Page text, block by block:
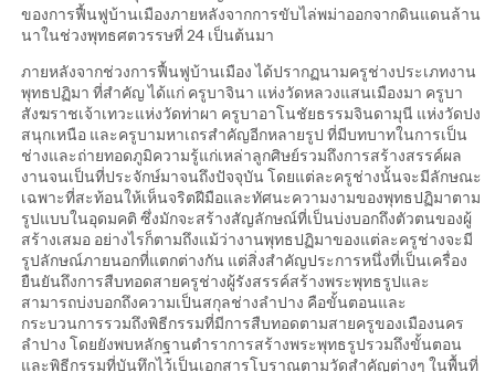
ของการฟื้นฟูบ้านเมืองภายหลังจากการขับไล่พม่าออกจากดินแดนล้าน
นาในช่วงพุทธศตวรรษที่ 24 เป็นต้นมา
ภายหลังจากช่วงการฟื้นฟูบ้านเมือง ได้ปรากฏนามครูช่างประเภทงาน
พุทธปฏิมา ที่สำคัญ ได้แก่ ครูบาจินา แห่งวัดหลวงแสนเมืองมา ครูบา
สังฆราชเจ้าเทวะแห่งวัดท่าผา ครูบาอาโนชัยธรรมจินดามุนี แห่งวัดปง
สนุกเหนือ และครูบามหาเถรสำคัญอีกหลายรูป ที่มีบทบาทในการเป็น
ช่างและถ่ายทอดภูมิความรู้แก่เหล่าลูกศิษย์รวมถึงการสร้างสรรค์ผล
งานจนเป็นที่ประจักษ์มาจนถึงปัจจุบัน โดยแต่ละครูช่างนั้นจะมีลักษณะ
เฉพาะที่สะท้อนให้เห็นจริตฝีมือและทัศนะความงามของพุทธปฏิมาตาม
รูปแบบในอุดมคติ ซึ่งมักจะสร้างสัญลักษณ์ที่เป็นบ่งบอกถึงตัวตนของผู้
สร้างเสมอ อย่างไรก็ตามถึงแม้ว่างานพุทธปฏิมาของแต่ละครูช่างจะมี
รูปลักษณ์ภายนอกที่แตกต่างกัน แต่สิ่งสำคัญประการหนึ่งที่เป็นเครื่อง
ยืนยันถึงการสืบทอดสายครูช่างผู้รังสรรค์สร้างพระพุทธรูปและ
สามารถบ่งบอกถึงความเป็นสกุลช่างลำปาง คือขั้นตอนและ
กระบวนการรวมถึงพิธีกรรมที่มีการสืบทอดตามสายครูของเมืองนคร
ลำปาง โดยยังพบหลักฐานตำราการสร้างพระพุทธรูปรวมถึงขั้นตอน
และพิธีกรรมที่บันทึกไว้เป็นเอกสารโบราณตามวัดสำคัญต่างๆ ในพื้นที่